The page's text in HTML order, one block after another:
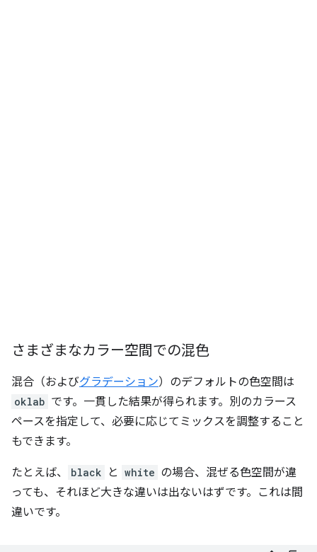
さまざまなカラー空間での混色
混合（およびグラデーション）のデフォルトの色空間は
oklab です。一貫した結果が得られます。別のカラース
ペースを指定して、必要に応じてミックスを調整すること
もできます。
たとえば、 black と white の場合、混ぜる色空間が違
っても、それほど大きな違いは出ないはずです。これは間
違いです。